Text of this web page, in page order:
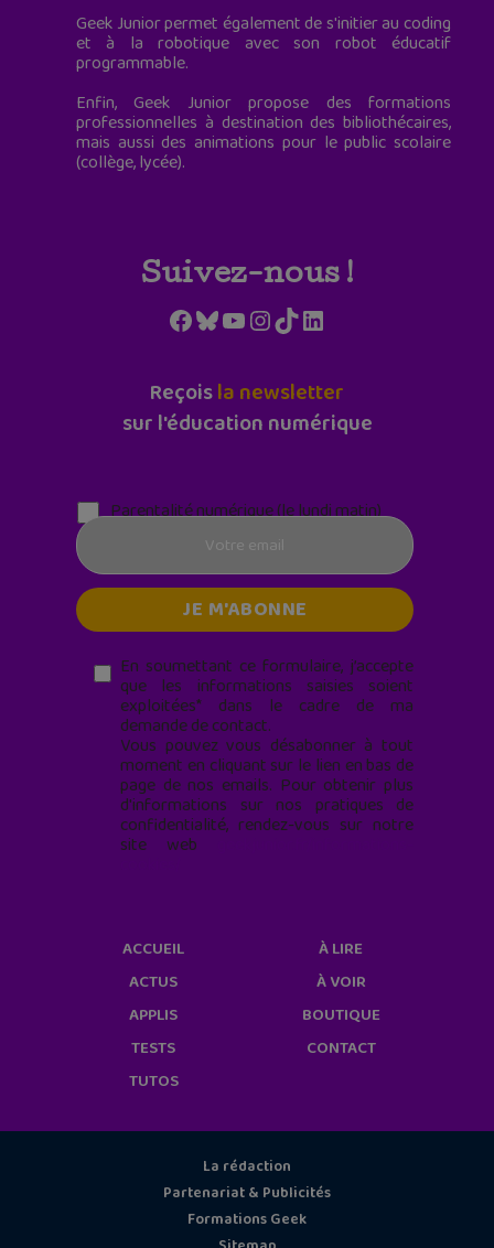
Geek Junior permet également de s'initier au coding
et à la robotique avec son robot éducatif
programmable.
Enfin, Geek Junior propose des formations
professionnelles à destination des bibliothécaires,
mais aussi des animations pour le public scolaire
(collège, lycée).
Suivez-nous !
Facebook
Bluesky
YouTube
Instagram
TikTokLinkedIn
Reçoisla newsletter
sur l'éducation numérique
Parentalité numérique (le lundi matin)
En soumettant ce formulaire, j’accepte
que les informations saisies soient
exploitées* dans le cadre de ma
demande de contact.
Vous pouvez vous désabonner à tout
moment en cliquant sur le lien en bas de
page de nos emails. Pour obtenir plus
d'informations sur nos pratiques de
confidentialité, rendez-vous sur notre
site web
ACCUEIL
ACTUS
APPLIS
TESTS
TUTOS
À LIRE
À VOIR
BOUTIQUE
CONTACT
La rédaction
Partenariat & Publicités
Formations Geek